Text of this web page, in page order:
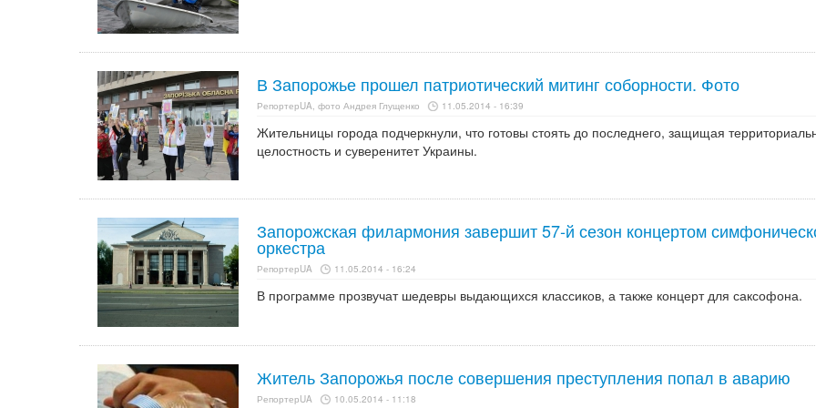
В Запорожье прошел патриотический митинг соборности. Фото
РепортерUA, фото Андрея Глущенко 11.05.2014 - 16:39
Жительницы города подчеркнули, что готовы стоять до последнего, защищая
целостность и суверенитет Украины.
Запорожская филармония завершит 57-й сезон концертом
оркестра
РепортерUA 11.05.2014 - 16:24
В программе прозвучат шедевры выдающихся классиков, а также концерт для саксофона.
Житель Запорожья после совершения преступления попал в аварию
РепортерUA 10.05.2014 - 11:18